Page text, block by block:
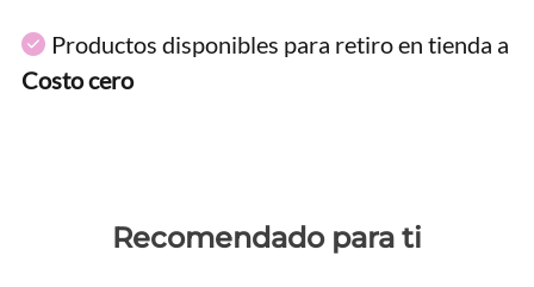
Productos disponibles para retiro en tienda a
Costo cero
Recomendado para ti